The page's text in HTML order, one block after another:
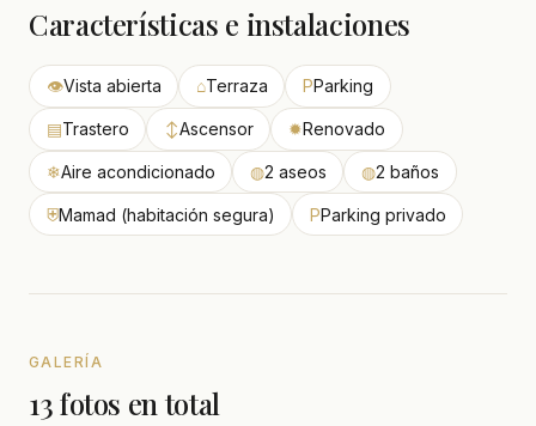
Características e instalaciones
👁Vista abierta ⌂Terraza PParking
▤Trastero ↕Ascensor ✹Renovado
❄Aire acondicionado ◍2 aseos ◍2 baños
⛨Mamad (habitación segura) PParking privado
GALERÍA
13 fotos en total